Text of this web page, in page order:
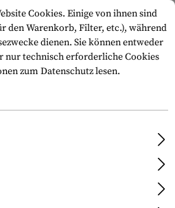
Cookies. Einige von ihnen sind
den Warenkorb, Filter, etc.), während
dienen. Sie können entweder
nur technisch erforderliche Cookies
zum Datenschutz lesen.